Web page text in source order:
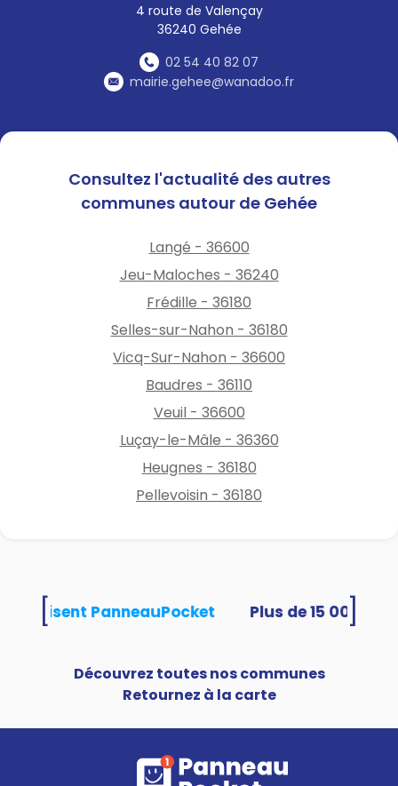
4 route de Valençay
36240 Gehée
02 54 40 82 07
mairie.gehee@wanadoo.fr
des propriétaires pour leur
apporter des conseils et leur
expertise technique
(contratbassinfouzon@paysva
Consultez l'actualité des autres
communes autour de Gehée
Langé - 36600
Jeu-Maloches - 36240
Frédille - 36180
Selles-sur-Nahon - 36180
Vicq-Sur-Nahon - 36600
Baudres - 36110
Veuil - 36600
Luçay-le-Mâle - 36360
Heugnes - 36180
Pellevoisin - 36180
utilisent PanneauPocket
Découvrez toutes nos communes
Retournez à la carte